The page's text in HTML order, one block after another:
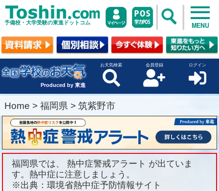
予備校・大学受験の東進ドットコム MENU
Produced by 東進
お天気検索 会員登録 ログイン
Home > 福岡県 > 筑紫野市
福岡県では、 熱中症警戒アラート が出ていま
す。熱中症に注意しましょう。
※出典：環境省熱中症予防情報サイト